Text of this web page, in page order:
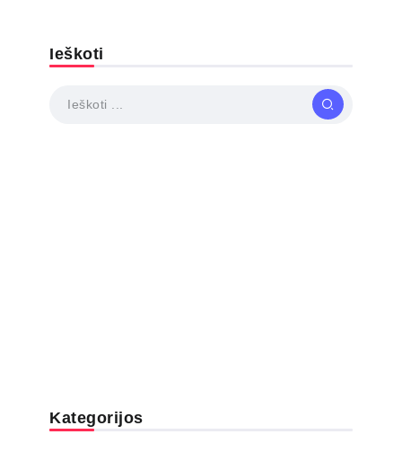
Ieškoti
Kategorijos